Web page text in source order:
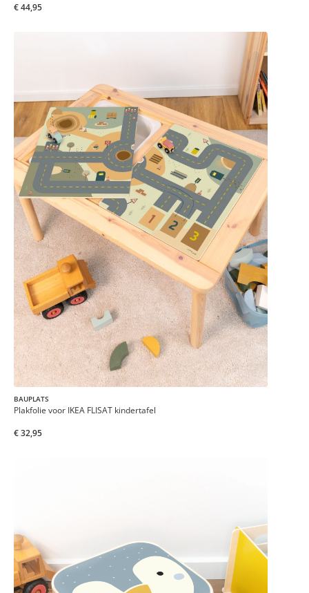
€ 44,95
BAUPLATS
Plakfolie voor IKEA FLISAT kindertafel
€ 32,95